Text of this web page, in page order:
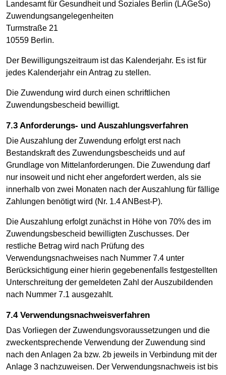
Landesamt für Gesundheit und Soziales Berlin (LAGeSo)
Zuwendungsangelegenheiten
Turmstraße 21
10559 Berlin.
Der Bewilligungszeitraum ist das Kalenderjahr. Es ist für
jedes Kalenderjahr ein Antrag zu stellen.
Die Zuwendung wird durch einen schriftlichen
Zuwendungsbescheid bewilligt.
7.3 Anforderungs- und Auszahlungsverfahren
Die Auszahlung der Zuwendung erfolgt erst nach
Bestandskraft des Zuwendungsbescheids und auf
Grundlage von Mittelanforderungen. Die Zuwendung darf
nur insoweit und nicht eher angefordert werden, als sie
innerhalb von zwei Monaten nach der Auszahlung für fällige
Zahlungen benötigt wird (Nr. 1.4 ANBest-P).
Die Auszahlung erfolgt zunächst in Höhe von 70% des im
Zuwendungsbescheid bewilligten Zuschusses. Der
restliche Betrag wird nach Prüfung des
Verwendungsnachweises nach Nummer 7.4 unter
Berücksichtigung einer hierin gegebenenfalls festgestellten
Unterschreitung der gemeldeten Zahl der Auszubildenden
nach Nummer 7.1 ausgezahlt.
7.4 Verwendungsnachweisverfahren
Das Vorliegen der Zuwendungsvoraussetzungen und die
zweckentsprechende Verwendung der Zuwendung sind
nach den Anlagen 2a bzw. 2b jeweils in Verbindung mit der
Anlage 3 nachzuweisen. Der Verwendungsnachweis ist bis